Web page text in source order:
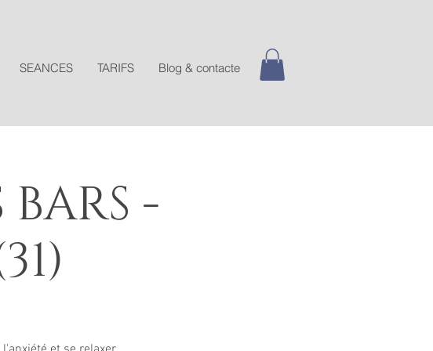
SEANCES TARIFS Blog & contacte
BARS -